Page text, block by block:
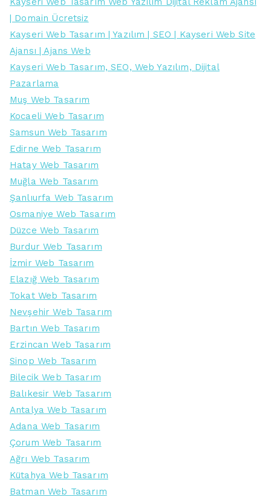
| Domain Ücretsiz
Kayseri Web Tasarım | Yazılım | SEO | Kayseri Web Site
Ajansı | Ajans Web
Kayseri Web Tasarım, SEO, Web Yazılım, Dijital
Pazarlama
Muş Web Tasarım
Kocaeli Web Tasarım
Samsun Web Tasarım
Edirne Web Tasarım
Hatay Web Tasarım
Muğla Web Tasarım
Şanlıurfa Web Tasarım
Osmaniye Web Tasarım
Düzce Web Tasarım
Burdur Web Tasarım
İzmir Web Tasarım
Elazığ Web Tasarım
Tokat Web Tasarım
Nevşehir Web Tasarım
Bartın Web Tasarım
Erzincan Web Tasarım
Sinop Web Tasarım
Bilecik Web Tasarım
Balıkesir Web Tasarım
Antalya Web Tasarım
Adana Web Tasarım
Çorum Web Tasarım
Ağrı Web Tasarım
Kütahya Web Tasarım
Batman Web Tasarım